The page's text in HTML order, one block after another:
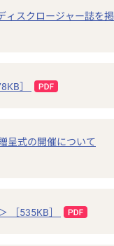
ィスクロージャー誌を掲
］
呈式の開催について
［535KB］